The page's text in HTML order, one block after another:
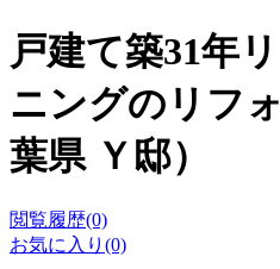
戸建て築31年
ニングのリフ
葉県 Ｙ邸）
閲覧履歴(0)
お気に入り(0)